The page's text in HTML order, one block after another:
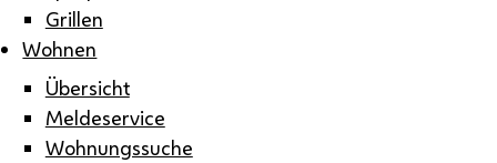
Grillen
Wohnen
Übersicht
Meldeservice
Wohnungssuche